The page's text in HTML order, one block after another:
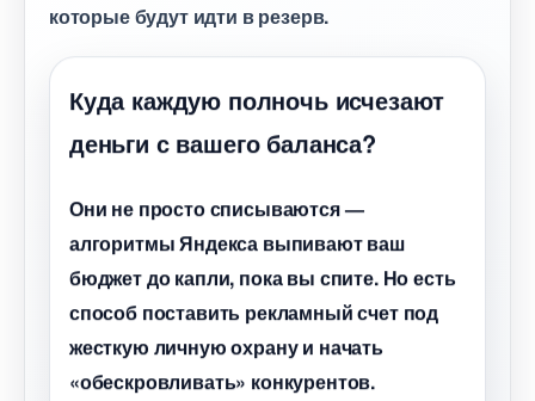
которые будут идти в резерв.
Куда каждую полночь исчезают
деньги с вашего баланса?
Они не просто списываются —
алгоритмы Яндекса выпивают ваш
юджет до капли, пока вы спите. Но есть
способ поставить рекламный счет под
жесткую личную охрану и начать
«обескровливать» конкурентов.